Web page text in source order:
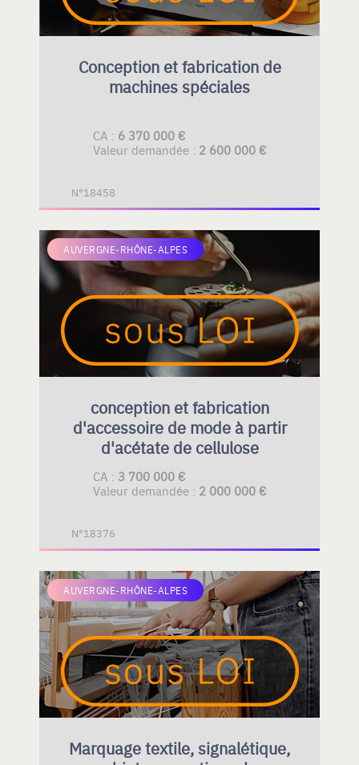
Conception et fabrication de
machines spéciales
CA : 6 370 000 €
Valeur demandée : 2 600 000 €
N°18458
AUVERGNE-RHÔNE-ALPES
conception et fabrication
d'accessoire de mode à partir
d'acétate de cellulose
CA : 3 700 000 €
Valeur demandée : 2 000 000 €
N°18376
AUVERGNE-RHÔNE-ALPES
Marquage textile, signalétique,